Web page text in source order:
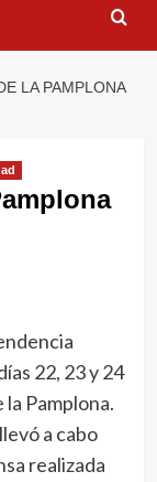
LA PAMPLONA
22, 23 y 24
Pamplona.
a cabo
realizada